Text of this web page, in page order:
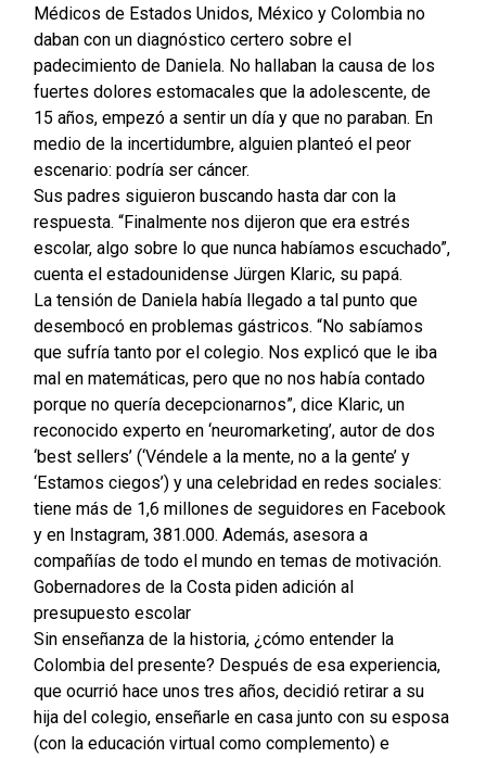
Médicos de Estados Unidos, México y Colombia no
daban con un diagnóstico certero sobre el
padecimiento de Daniela. No hallaban la causa de los
fuertes dolores estomacales que la adolescente, de
15 años, empezó a sentir un día y que no paraban. En
medio de la incertidumbre, alguien planteó el peor
escenario: podría ser cáncer.
Sus padres siguieron buscando hasta dar con la
respuesta. “Finalmente nos dijeron que era estrés
escolar, algo sobre lo que nunca habíamos escuchado”,
cuenta el estadounidense Jürgen Klaric, su papá.
La tensión de Daniela había llegado a tal punto que
desembocó en problemas gástricos. “No sabíamos
que sufría tanto por el colegio. Nos explicó que le iba
mal en matemáticas, pero que no nos había contado
porque no quería decepcionarnos”, dice Klaric, un
reconocido experto en ‘neuromarketing’, autor de dos
‘best sellers’ (‘Véndele a la mente, no a la gente’ y
‘Estamos ciegos’) y una celebridad en redes sociales:
tiene más de 1,6 millones de seguidores en Facebook
y en Instagram, 381.000. Además, asesora a
compañías de todo el mundo en temas de motivación.
Gobernadores de la Costa piden adición al
presupuesto escolar
Sin enseñanza de la historia, ¿cómo entender la
Colombia del presente? Después de esa experiencia,
que ocurrió hace unos tres años, decidió retirar a su
hija del colegio, enseñarle en casa junto con su esposa
(con la educación virtual como complemento) e